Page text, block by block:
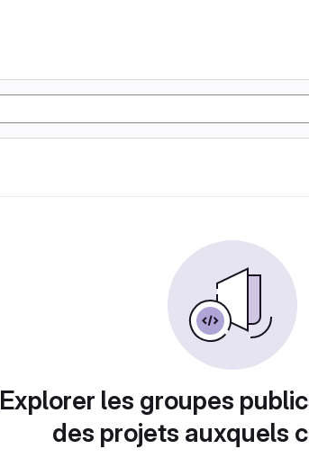
Explorer les groupes
des projets auxquels